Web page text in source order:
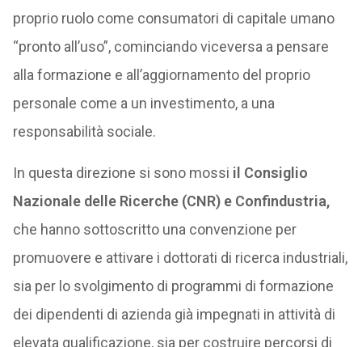
proprio ruolo come consumatori di capitale umano
“pronto all’uso”, cominciando viceversa a pensare
alla formazione e all’aggiornamento del proprio
personale come a un investimento, a una
responsabilità sociale.
In questa direzione si sono mossi il Consiglio
Nazionale delle Ricerche (CNR) e Confindustria,
che hanno sottoscritto una convenzione per
promuovere e attivare i dottorati di ricerca industriali,
sia per lo svolgimento di programmi di formazione
dei dipendenti di azienda già impegnati in attività di
elevata qualificazione, sia per costruire percorsi di